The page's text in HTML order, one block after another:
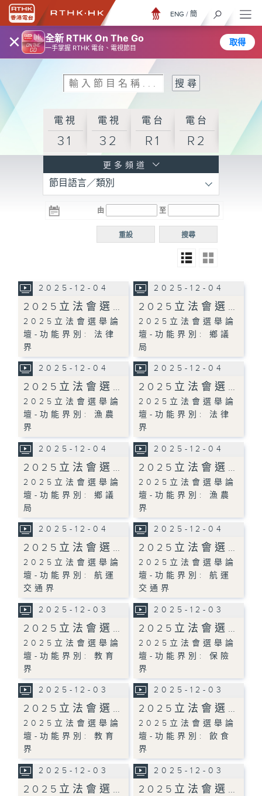
× 全新 RTHK On The Go
一手掌握 RTHK 電台、電視節目
取得
ENG / 簡
電視
31
電視
32
電台
R1
電台
R2
R3
電台 電台
R5
電台
普通
更多頻道
節目語言／類別
由 至
搜尋
重設
2025-12-04
2025立法會選…
2025立法會選舉論
壇-功能界別: 法律
界
2025-12-04
2025立法會選…
2025立法會選舉論
壇-功能界別: 鄉議
局
2025-12-04
2025立法會選…
2025立法會選舉論
壇-功能界別: 漁農
界
2025-12-04
2025立法會選…
2025立法會選舉論
壇-功能界別: 法律
界
2025-12-04
2025立法會選…
2025立法會選舉論
壇-功能界別: 鄉議
局
2025-12-04
2025立法會選…
2025立法會選舉論
壇-功能界別: 漁農
界
2025-12-04
2025立法會選…
2025立法會選舉論
壇-功能界別: 航運
交通界
2025-12-04
2025立法會選…
2025立法會選舉論
壇-功能界別: 航運
交通界
2025-12-03
2025立法會選…
2025立法會選舉論
壇-功能界別: 教育
界
2025-12-03
2025立法會選…
2025立法會選舉論
壇-功能界別: 保險
界
2025-12-03
2025立法會選…
2025立法會選舉論
壇-功能界別: 教育
界
2025-12-03
2025立法會選…
2025立法會選舉論
壇-功能界別: 飲食
界
2025-12-03
2025立法會選…
2025-12-03
2025立法會選…